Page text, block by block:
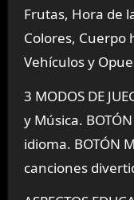
Frutas, Hora de
Colores, Cuerpo
Vehículos y
3 MODOS DE
y Música.
idioma. BOTÓN
canciones